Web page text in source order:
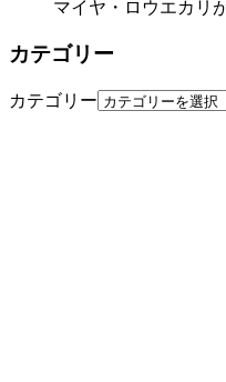
マイヤ・ロウエカリ
カテゴリー
カテゴリー